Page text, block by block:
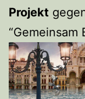
Projekt
“Gemeinsam